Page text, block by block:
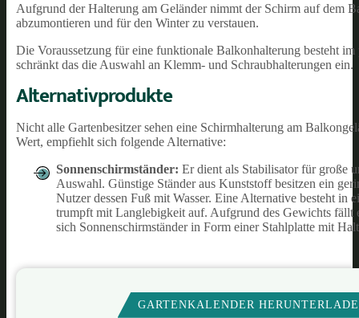
Aufgrund der Halterung am Geländer nimmt der Schirm auf dem
abzumontieren und für den Winter zu verstauen.
Die Voraussetzung für eine funktionale Balkonhalterung besteht
schränkt das die Auswahl an Klemm- und Schraubhalterungen ein.
Alternativprodukte
Nicht alle Gartenbesitzer sehen eine Schirmhalterung am
Wert, empfiehlt sich folgende Alternative:
Sonnenschirmständer: Er dient als Stabilisator für große
Auswahl. Günstige Ständer aus Kunststoff besitzen ein
Nutzer dessen Fuß mit Wasser. Eine Alternative besteht in
trumpft mit Langlebigkeit auf. Aufgrund des Gewichts fällt
sich Sonnenschirmständer in Form einer Stahlplatte mit
GARTENKALENDER